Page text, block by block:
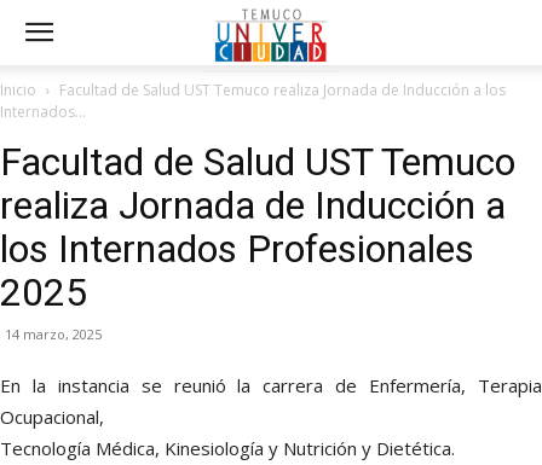
Inicio
Facultad de Salud UST Temuco realiza Jornada de Inducción a los
Internados...
Facultad de Salud UST Temuco
realiza Jornada de Inducción a
los Internados Profesionales
2025
14 marzo, 2025
En la instancia se reunió la carrera de Enfermería, Terapia
Ocupacional,
Tecnología Médica, Kinesiología y Nutrición y Dietética.